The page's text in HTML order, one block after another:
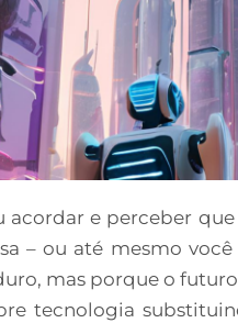
acordar e perceber
– ou até mesmo
mas porque o
tecnologia